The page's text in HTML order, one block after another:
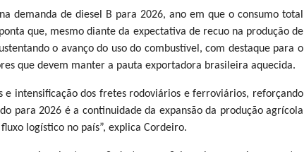
demanda de diesel B para 2026, ano em que o consumo total
que, mesmo diante da expectativa de recuo na produção de
o avanço do uso do combustível, com destaque para o
que devem manter a pauta exportadora brasileira aquecida.
intensificação dos fretes rodoviários e ferroviários, reforçando
para 2026 é a continuidade da expansão da produção agrícola
logístico no país”, explica Cordeiro.